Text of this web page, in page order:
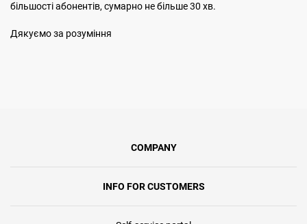
більшості абонентів, сумарно не більше 30 хв.
Дякуємо за розуміння
COMPANY
INFO FOR CUSTOMERS